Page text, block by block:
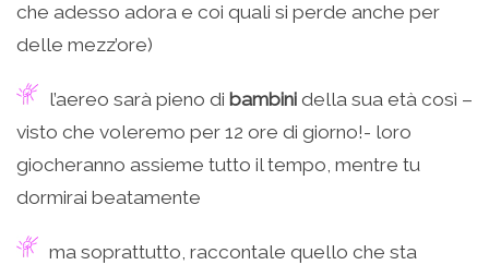
che adesso adora e coi quali si perde anche per
delle mezz’ore)
l’aereo sarà pieno di bambini della sua età così –
visto che voleremo per 12 ore di giorno!- loro
giocheranno assieme tutto il tempo, mentre tu
dormirai beatamente
ma soprattutto, raccontale quello che sta